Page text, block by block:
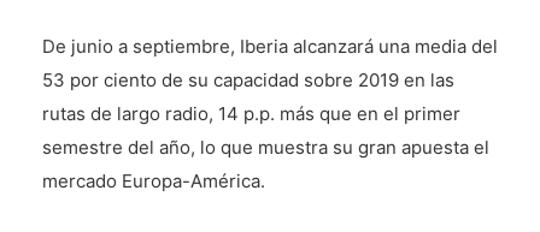
De junio a septiembre, Iberia alcanzará una media del
53 por ciento de su capacidad sobre 2019 en las
rutas de largo radio, 14 p.p. más que en el primer
semestre del año, lo que muestra su gran apuesta el
mercado Europa-América.